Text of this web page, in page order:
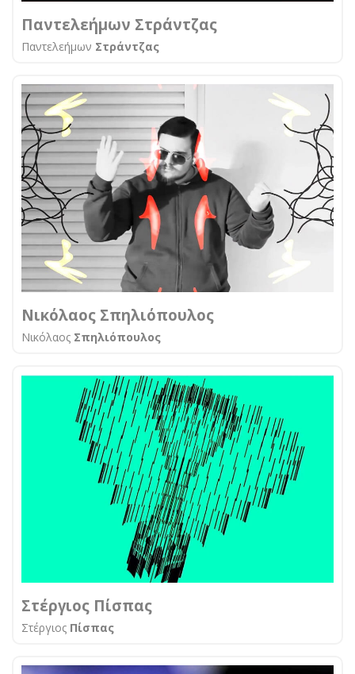
Παντελεήμων Στράντζας
Παντελεήμων Στράντζας
Νικόλαος Σπηλιόπουλος
Νικόλαος Σπηλιόπουλος
Στέργιος Πίσπας
Στέργιος Πίσπας